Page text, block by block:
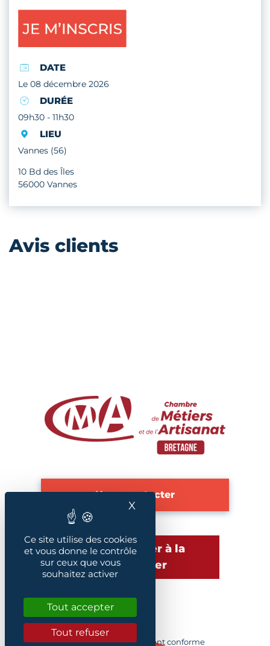
Ce site utilise des cookies
et vous donne le contrôle
sur ceux que vous
souhaitez activer
Tout accepter
Tout refuser
X
DATE
Le 08 décembre 2026
DURÉE
09h30 - 11h30
LIEU
Vannes (56)
10 Bd des Îles
56000 Vannes
Avis clients
Nous contacter
S'abonner à la
newsletter
Plan du site
Accessibilité : Partiellement conforme